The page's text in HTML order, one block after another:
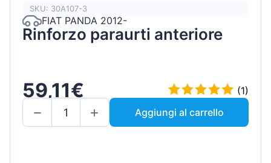
SKU: 30A107-3
FIAT PANDA 2012-
Rinforzo paraurti anteriore
59,11€
(1)
Aggiungi al carrello